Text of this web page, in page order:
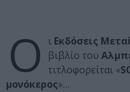
Ο ι Εκδόσεις
βιβλίο του
τιτλοφορείται «
μονόκερος»…